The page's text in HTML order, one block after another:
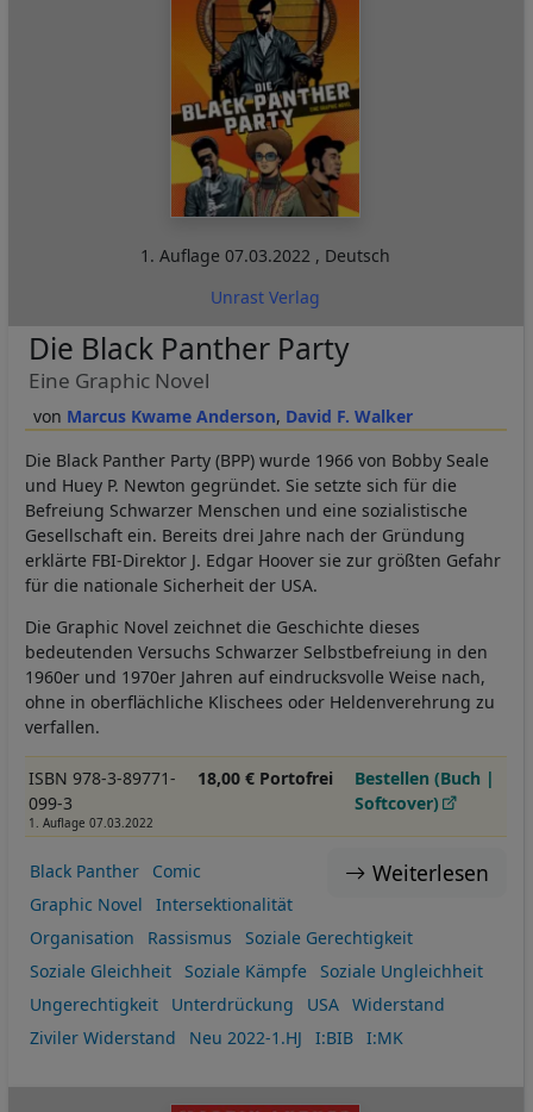
1. Auflage07.03.2022 , Deutsch
Unrast Verlag
Marcus Kwame Anderson David F. Walker
Die Black Panther Party
Eine Graphic Novel
Die Black Panther Party (BPP) wurde 1966 von Bobby Seale
und Huey P. Newton gegründet. Sie setzte sich für die
Befreiung Schwarzer Menschen und eine sozialistische
Gesellschaft ein. Bereits drei Jahre nach der Gründung
erklärte FBI-Direktor J. Edgar Hoover sie zur größten Gefahr
für die nationale Sicherheit der USA.
Die Graphic Novel zeichnet die Geschichte dieses
bedeutenden Versuchs Schwarzer Selbstbefreiung in den
1960er und 1970er Jahren auf eindrucksvolle Weise nach,
ohne in oberflächliche Klischees oder Heldenverehrung zu
verfallen.
ISBN 978-3-89771-
099-3
1. Auflage 07.03.2022
18,00 € Portofrei
Bestellen (Buch |
Softcover)
Weiterlesen
Black Panther
Comic
Graphic Novel
Intersektionalität
Organisation
Rassismus
Soziale Gerechtigkeit
Soziale Gleichheit
Soziale Kämpfe
Soziale Ungleichheit
Ungerechtigkeit
Unterdrückung USA
Widerstand
Ziviler Widerstand
Neu 2022-1.HJ I:BIB I:MK